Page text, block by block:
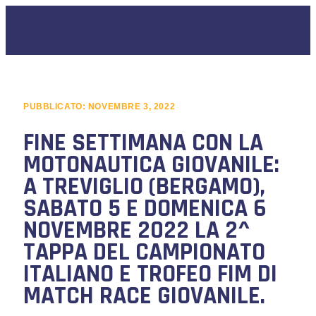
PUBBLICATO: NOVEMBRE 3, 2022
FINE SETTIMANA CON LA
MOTONAUTICA GIOVANILE:
A TREVIGLIO (BERGAMO),
SABATO 5 E DOMENICA 6
NOVEMBRE 2022 LA 2^
TAPPA DEL CAMPIONATO
ITALIANO E TROFEO FIM DI
MATCH RACE GIOVANILE.